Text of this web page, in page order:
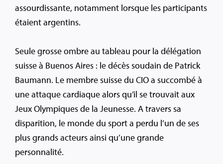
assourdissante, notamment lorsque les participants
étaient argentins.
Seule grosse ombre au tableau pour la délégation
suisse à Buenos Aires : le décès soudain de Patrick
Baumann. Le membre suisse du CIO a succombé à
une attaque cardiaque alors qu’il se trouvait aux
Jeux Olympiques de la Jeunesse. A travers sa
disparition, le monde du sport a perdu l’un de ses
plus grands acteurs ainsi qu’une grande
personnalité.